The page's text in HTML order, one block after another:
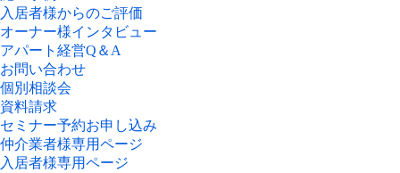
入居者様からのご評価
オーナー様インタビュー
アパート経営Q＆A
お問い合わせ
個別相談会
資料請求
セミナー予約お申し込み
仲介業者様専用ページ
入居者様専用ページ